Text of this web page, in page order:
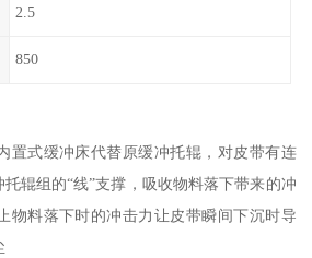
2.5
850
置式缓冲床代替原缓冲托辊，对皮带有连
辊组的“线”支撑，吸收物料落下带来的冲
物料落下时的冲击力让皮带瞬间下沉时导